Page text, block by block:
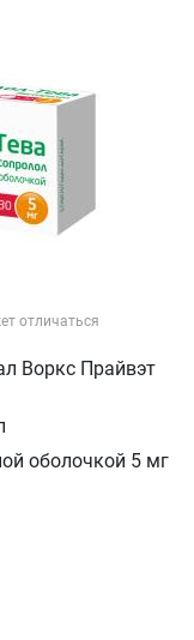
отличаться
Воркс Прайвэт
оболочкой 5 мг